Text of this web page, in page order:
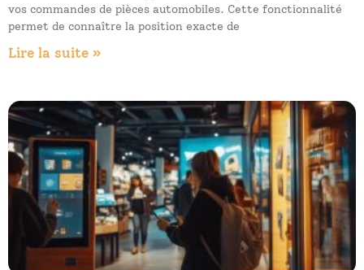
vos commandes de pièces automobiles. Cette fonctionnalité
permet de connaître la position exacte de
Lire la suite »